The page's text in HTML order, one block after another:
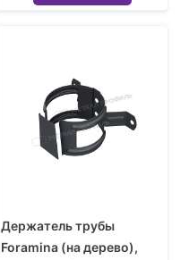
Держатель трубы
Foramina (на дерево),